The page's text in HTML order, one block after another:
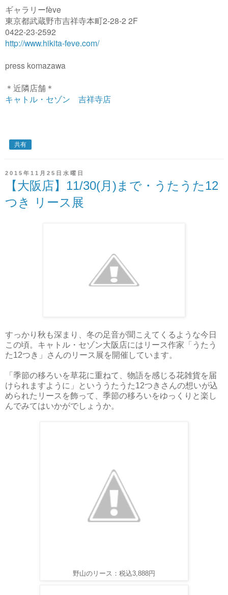
ギャラリーfève
東京都武蔵野市吉祥寺本町2-28-2 2F
0422-23-2592
http://www.hikita-feve.com/
press komazawa
＊近隣店舗＊
キャトル・セゾン 吉祥寺店
共有
2015年11月25日水曜日
【大阪店】11/30(月)まで・うたうた12
つき リース展
すっかり秋も深まり、冬の足音が聞こえてくるような今日
この頃。キャトル・セゾン大阪店にはリース作家「うたう
た12つき」さんのリース展を開催しています。
「季節の移ろいを草花に重ねて、物語を感じる花雑貨を届
けられますように」といううたうた12つきさんの想いが込
められたリースを飾って、季節の移ろいをゆっくりと楽し
んでみてはいかがでしょうか。
野山のリース：税込3,888円